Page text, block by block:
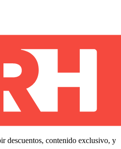
descuentos, contenido exclusivo, y